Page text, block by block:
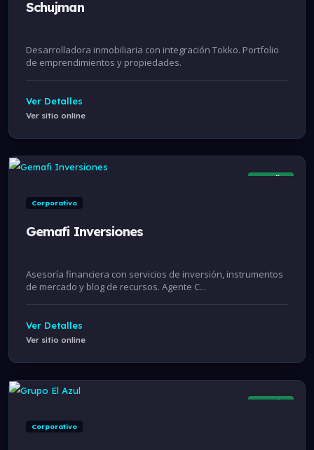
Schujman
Desarrolladora inmobiliaria con integración Tokko. Portfolio
de emprendimientos y propiedades.
Ver Detalles
Ver sitio online
Online
Corporativo
Gemafi Inversiones
Asesoría financiera con servicios de inversión, instrumentos
de mercado y blog de recursos. Agente C...
Ver Detalles
Ver sitio online
Online
Corporativo